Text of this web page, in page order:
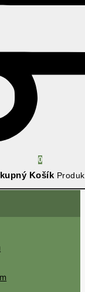
0
Košík